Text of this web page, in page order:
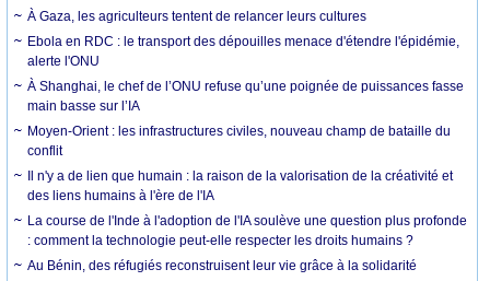
À Gaza, les agriculteurs tentent de relancer leurs cultures
Ebola en RDC : le transport des dépouilles menace d'étendre l'épidémie,
alerte l'ONU
À Shanghai, le chef de l’ONU refuse qu’une poignée de puissances fasse
main basse sur l’IA
Moyen-Orient : les infrastructures civiles, nouveau champ de bataille du
conflit
Il n'y a de lien que humain : la raison de la valorisation de la créativité et
des liens humains à l'ère de l'IA
La course de l'Inde à l'adoption de l'IA soulève une question plus profonde
: comment la technologie peut-elle respecter les droits humains ?
Au Bénin, des réfugiés reconstruisent leur vie grâce à la solidarité